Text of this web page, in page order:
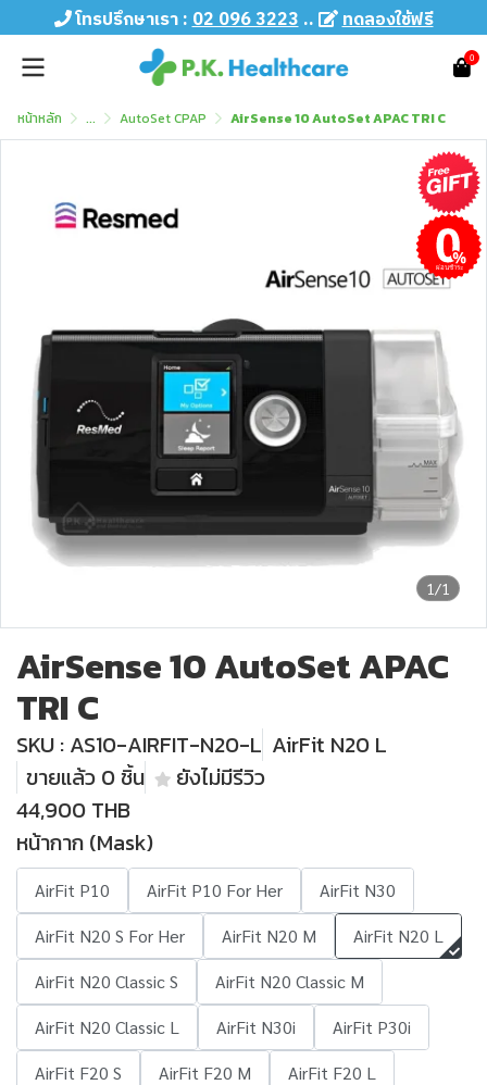
โทรปรึกษาเรา :02 096 3223.. ทดลองใช้ฟรี
0
หน้าหลัก ... AutoSet CPAP AirSense 10 AutoSet APAC TRI C
1/1
ผ่อนชำระ
AirSense 10 AutoSet APAC
TRI C
SKU : AS10-AIRFIT-N20-L AirFit N20 L
ขายแล้ว 0 ชิ้น
ยังไม่มีรีวิว
44,900 THB
หน้ากาก (Mask)
AirFit P10 AirFit P10 For Her
AirFit N30
AirFit N20 S For Her
AirFit N20 M
AirFit N20 L
AirFit N20 Classic S
AirFit N20 Classic M
AirFit N20 Classic L
AirFit N30i
AirFit P30i
AirFit F20 S
AirFit F20 M
AirFit F20 L